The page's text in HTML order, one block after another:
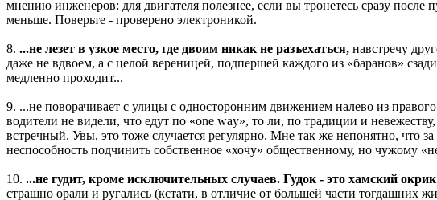
мнению инженеров: для двигателя полезнее, если вы тронетесь сразу
меньше. Поверьте - проверено электроникой.
8. ...не лезет в узкое место, где двоим никак не разъехаться, навстречу
даже не вдвоем, а с целой вереницей, подпершей каждого из «баранов»
медленно проходит...
9. ...не поворачивает с улицы с односторонним движением налево из правого
водители не видели, что едут по «one way», то ли, по традиции и
встречный. Увы, это тоже случается регулярно. Мне так же непонятно, что
неспособность подчинить собственное «хочу» общественному, но чужому
10. ...не гудит, кроме исключительных случаев. Гудок - это хамский
страшно орали и ругались (кстати, в отличие от большей части